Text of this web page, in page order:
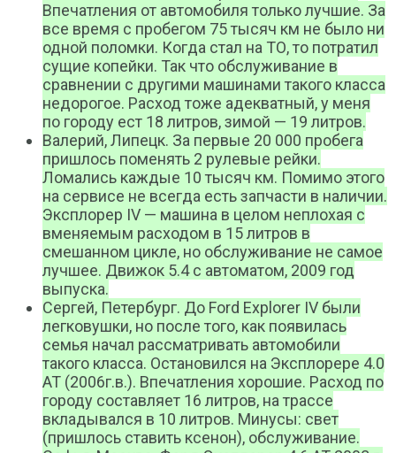
Впечатления от автомобиля только лучшие. За
все время с пробегом 75 тысяч км не было ни
одной поломки. Когда стал на ТО, то потратил
сущие копейки. Так что обслуживание в
сравнении с другими машинами такого класса
недорогое. Расход тоже адекватный, у меня
по городу ест 18 литров, зимой — 19 литров.
Валерий, Липецк. За первые 20 000 пробега
пришлось поменять 2 рулевые рейки.
Ломались каждые 10 тысяч км. Помимо этого
на сервисе не всегда есть запчасти в наличии.
Эксплорер IV — машина в целом неплохая с
вменяемым расходом в 15 литров в
смешанном цикле, но обслуживание не самое
лучшее. Движок 5.4 с автоматом, 2009 год
выпуска.
Сергей, Петербург. До Ford Explorer IV были
легковушки, но после того, как появилась
семья начал рассматривать автомобили
такого класса. Остановился на Эксплорере 4.0
АТ (2006г.в.). Впечатления хорошие. Расход по
городу составляет 16 литров, на трассе
вкладывался в 10 литров. Минусы: свет
(пришлось ставить ксенон), обслуживание.